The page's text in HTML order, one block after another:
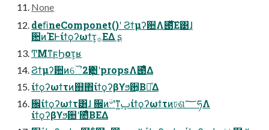
None
deﬁneComponet()ʹ Ϩϯμʔؔ਺Λ౉ͯ͋͛͠Ε͹ɺ
ؔ਺ͷΈͰίϯϙʔωϯτ͕࡞ΕΔ ʂ
ͲΜͳϝϦοτ͕ʁ
Ϩϯμʔؔ਺ͷୈ2Ҿ਺ʹpropsΛ౉ͤΔ
ίϯϙʔωϯτͷ஋΋ίϯϙʔβϒϧؔ਺͔ΒฦͤΔ
਌ίϯϙʔωϯτ͸ɺ ਌ͷؔ৺ʹͳ͍ࢠίϯϙʔωϯτͷঢ়ଶ؅ཧΛ
ίϯϙʔβϒϧؔ਺ʹ೚ͤΒΕΔ